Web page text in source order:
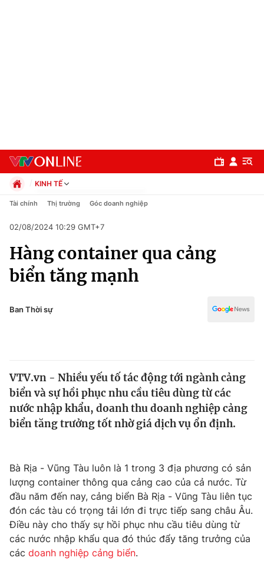
Chuyên mục
Chính trị
Thế giới
Tin tức
Câu chuyện quốc tế
Tài chính
Thị trường
Góc doanh nghiệp
Dữ liệu và đời sống
Truyền hình
Phim VTV
Hậu trường
Giải trí
KINH TẾ
Chính trị
Pháp luật
Kinh tế
Thể thao
Truyền hình
Y tế
Tài chính Thị trường Góc doanh nghiệp
02/08/2024 10:29 GMT+7
Hàng container qua cảng
biển tăng mạnh
Ban Thời sự
VTV.vn - Nhiều yếu tố tác động tới ngành cảng
biển và sự hồi phục nhu cầu tiêu dùng từ các
nước nhập khẩu, doanh thu doanh nghiệp cảng
biển tăng trưởng tốt nhờ giá dịch vụ ổn định.
Bà Rịa - Vũng Tàu luôn là 1 trong 3 địa phương có sản
lượng container thông qua cảng cao của cả nước. Từ
đầu năm đến nay, cảng biển Bà Rịa - Vũng Tàu liên tục
đón các tàu có trọng tải lớn đi trực tiếp sang châu Âu.
Điều này cho thấy sự hồi phục nhu cầu tiêu dùng từ
các nước nhập khẩu qua đó thúc đẩy tăng trưởng của
các doanh nghiệp cảng biển.